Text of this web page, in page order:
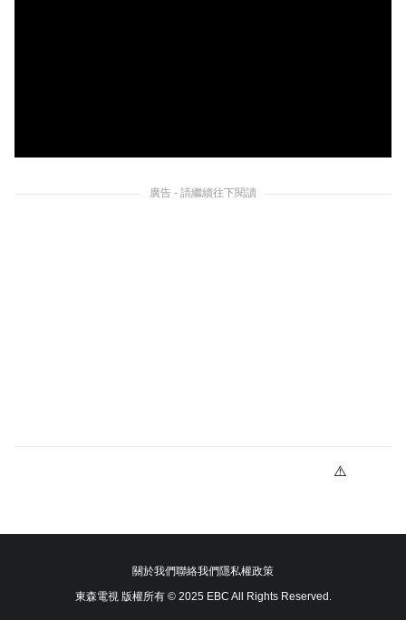
廣告 - 請繼續往下閱讀
關於我們聯絡我們隱私權政策
東森電視 版權所有 © 2025 EBC All Rights Reserved.